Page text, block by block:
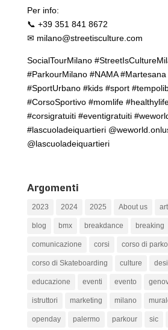
Per info:
📞 ‪+39 351 841 8672‬
✉ milano@streetisculture.com
SocialTourMilano
#ParkourMilano #NAMA
#SportUrbano #kids #sport
#CorsoSportivo #momlife
#corsigratuiti #eventigratuiti
#lascuoladeiquartieri
@lascuoladeiquartieri
Argomenti
2023 2024 2025 About us art
blog bmx breakdance breaking
comunicazione corsi corso di
corso di Skateboarding culture
educazione eventi evento
istruttori marketing milano
openday palermo parkour sic